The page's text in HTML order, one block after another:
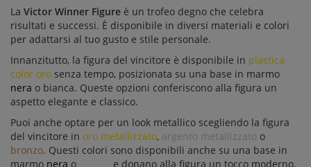
La Victor Winner Figure è un trofeo degno che celebra
risultati e successi. È disponibile in diversi materiali e colori
per adattarsi al tuo gusto e stile personale.
Innanzitutto, la figura del vincitore è disponibile in plastica
color oro senza tempo, posizionata su una base in marmo
nera o bianca. Queste opzioni conferiscono alla figura un
aspetto elegante e classico.
Puoi anche optare per un look metallico scegliendo la figura
del vincitore in oro metallizzato, argento metallizzato o
bronzo. Questi colori sono disponibili anche su una base in
marmo nera o
e donano alla figura un tocco moderno.